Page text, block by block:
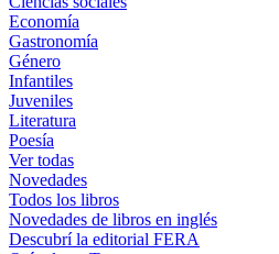
Economía
Gastronomía
Género
Infantiles
Juveniles
Literatura
Poesía
Ver todas
Novedades
Todos los libros
Novedades de libros en inglés
Descubrí la editorial FERA